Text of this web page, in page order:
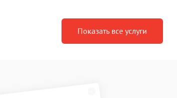
Показать все услуги